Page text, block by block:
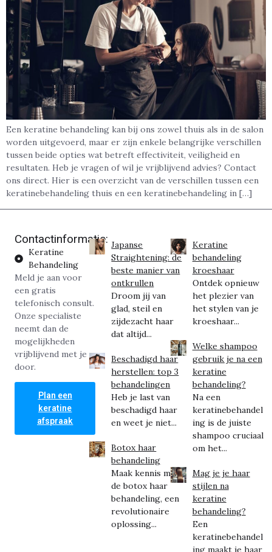
Een keratine behandeling kan bij ons zowel thuis als in de salon
worden uitgevoerd, maar er zijn enkele belangrijke verschillen
tussen beide opties wat betreft effectiviteit, veiligheid en
resultaten. Heb je vragen of wil je vrijblijvend advies? Contact
ons direct. Hier is een overzicht van de verschillen tussen een
keratinebehandeling thuis en een keratinebehandeling in […]
Contactinformatie:
Keratine
Behandeling
Meld je aan voor
een gratis
telefonisch consult.
Onze specialiste
neemt dan de
mogelijkheden
vrijblijvend met je
door.
Plan een
keratine
afspraak
Japanse
Straightening: de
beste manier van
ontkrullen
Droom jij van
glad, steil en
zijdezacht haar
dat altijd...
Beschadigd haar
herstellen: top 3
behandelingen
Heb je last van
beschadigd haar
en weet je niet...
Botox haar
behandeling
Maak kennis met
de botox haar
behandeling, een
revolutionaire
oplossing...
Keratine
behandeling
kroeshaar
Ontdek opnieuw
het plezier van
het stylen van je
kroeshaar...
Welke shampoo
gebruik je na een
keratine
behandeling?
Na een
keratinebehandel
ing is de juiste
shampoo cruciaal
om het...
Mag je je haar
stijlen na
keratine
behandeling?
Een
keratinebehandel
ing maakt je haar